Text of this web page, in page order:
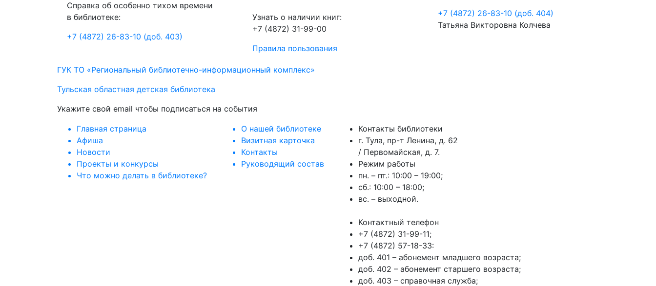
Справка об особенно тихом времени
в библиотеке:
+7 (4872) 26-83-10 (доб. 403)
Узнать о наличии книг:
+7 (4872) 31-99-00
Правила пользования
+7 (4872) 26-83-10 (доб. 404)
Татьяна Викторовна Колчева
ГУК ТО «Региональный библиотечно-информационный комплекс»
Тульская областная детская библиотека
Укажите свой email чтобы подписаться на события
Главная страница
Афиша
Новости
Проекты и конкурсы
Что можно делать в библиотеке?
О нашей библиотеке
Визитная карточка
Контакты
Руководящий состав
Контакты библиотеки
г. Тула, пр-т Ленина, д. 62
/ Первомайская, д. 7.
Режим работы
пн. – пт.: 10:00 – 19:00;
сб.: 10:00 – 18:00;
вс. – выходной.
Контактный телефон
+7 (4872) 31-99-11;
+7 (4872) 57-18-33:
доб. 401 – абонемент младшего возраста;
доб. 402 – абонемент старшего возраста;
доб. 403 – справочная служба;